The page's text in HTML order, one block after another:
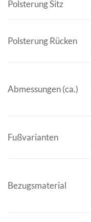
Polsterung Sitz
Polsterung Rücken
Abmessungen (ca.)
Fußvarianten
Bezugsmaterial